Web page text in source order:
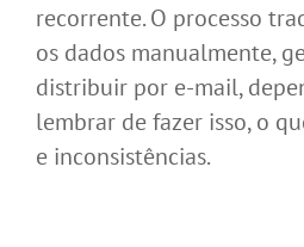
recorrente. O processo
os dados manualmente,
distribuir por e-mail,
lembrar de fazer isso, o
e inconsistências.